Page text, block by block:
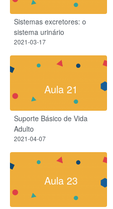
Sistemas excretores: o
sistema urinário
2021-03-17
Aula 21
Suporte Básico de Vida
Adulto
2021-04-07
Aula 23